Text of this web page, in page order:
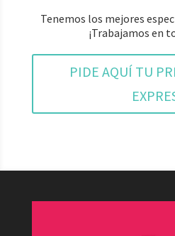
Tenemos los mejores
¡Trabajamos en
PIDE AQUÍ TU